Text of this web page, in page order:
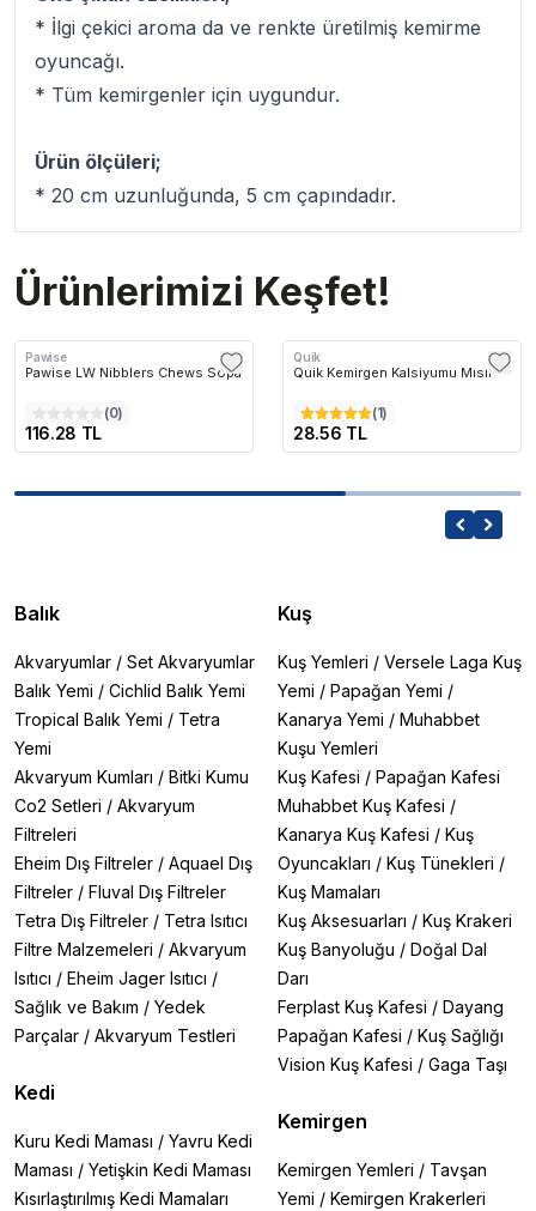
* İlgi çekici aroma da ve renkte üretilmiş kemirme
oyuncağı.
* Tüm kemirgenler için uygundur.
Ürün ölçüleri;
* 20 cm uzunluğunda, 5 cm çapındadır.
Ürünlerimizi Keşfet!
Pawise
Pawise LW Nibblers Chews Sopa
(0)
116.28 TL
Quik
Quik Kemirgen Kalsiyumu Mısır
(1)
28.56 TL
Balık
Akvaryumlar / Set Akvaryumlar
Balık Yemi / Cichlid Balık Yemi
Tropical Balık Yemi / Tetra
Yemi
Akvaryum Kumları / Bitki Kumu
Co2 Setleri / Akvaryum
Filtreleri
Eheim Dış Filtreler / Aquael Dış
Filtreler / Fluval Dış Filtreler
Tetra Dış Filtreler / Tetra Isıtıcı
Filtre Malzemeleri / Akvaryum
Isıtıcı / Eheim Jager Isıtıcı /
Sağlık ve Bakım / Yedek
Parçalar / Akvaryum Testleri
Kedi
Kuru Kedi Maması / Yavru Kedi
Maması / Yetişkin Kedi Maması
Kısırlaştırılmış Kedi Mamaları
Kuş
Kuş Yemleri / Versele Laga Kuş
Yemi / Papağan Yemi /
Kanarya Yemi / Muhabbet
Kuşu Yemleri
Kuş Kafesi / Papağan Kafesi
Muhabbet Kuş Kafesi /
Kanarya Kuş Kafesi / Kuş
Oyuncakları / Kuş Tünekleri /
Kuş Mamaları
Kuş Aksesuarları / Kuş Krakeri
Kuş Banyoluğu / Doğal Dal
Darı
Ferplast Kuş Kafesi / Dayang
Papağan Kafesi / Kuş Sağlığı
Vision Kuş Kafesi / Gaga Taşı
Kemirgen
Kemirgen Yemleri / Tavşan
Yemi / Kemirgen Krakerleri